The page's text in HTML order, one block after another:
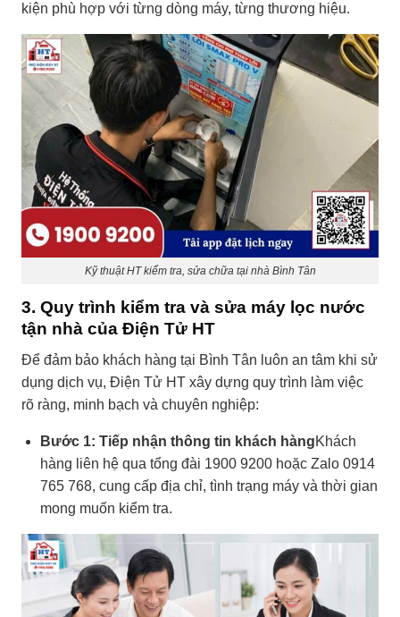
kiện phù hợp với từng dòng máy, từng thương hiệu.
Kỹ thuật HT kiểm tra, sửa chữa tại nhà Bình Tân
3. Quy trình kiểm tra và sửa máy lọc nước
tận nhà của Điện Tử HT
Để đảm bảo khách hàng tại Bình Tân luôn an tâm khi sử
dụng dịch vụ, Điện Tử HT xây dựng quy trình làm việc
rõ ràng, minh bạch và chuyên nghiệp:
Bước 1: Tiếp nhận thông tin khách hàngKhách
hàng liên hệ qua tổng đài 1900 9200 hoặc Zalo 0914
765 768, cung cấp địa chỉ, tình trạng máy và thời gian
mong muốn kiểm tra.